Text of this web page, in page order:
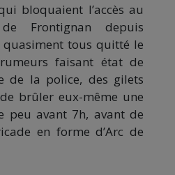
bloquaient l’accès au
Frontignan depuis
tous quitté le
faisant état de
de la police, des gilets
brûler eux-même une
peu avant 7h, avant de
en forme d’Arc de